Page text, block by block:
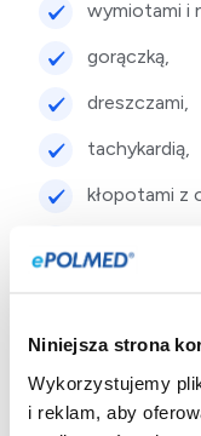
Niniejsza strona
Wykorzystujemy
i reklam, aby
wymiotami i
gorączką,
dreszczami,
tachykardią,
kłopotami z
Przebieg
Ocena stężenia
zostać